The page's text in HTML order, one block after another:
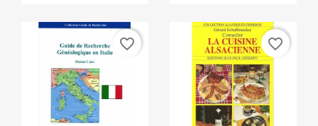
favorite_border favorite_border